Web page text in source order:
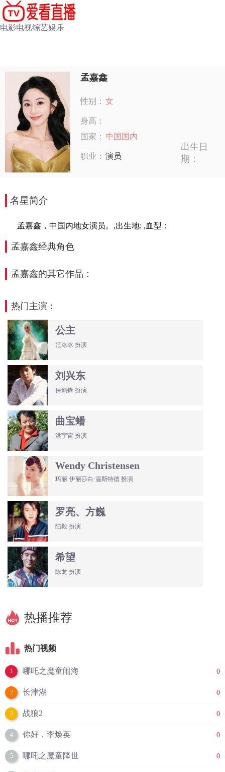
电影电视综艺娱乐
孟嘉鑫
性别： 女
身高：
国家： 中国国内
职业： 演员
出生日
期：
名星简介
孟嘉鑫，中国内地女演员。,出生地: ,血型：
孟嘉鑫经典角色
孟嘉鑫的其它作品：
热门主演：
公主
范冰冰 扮演
刘兴东
保剑锋 扮演
曲宝蟠
洪宇宙 扮演
Wendy Christensen
玛丽·伊丽莎白·温斯特德 扮演
罗亮、方巍
陆毅 扮演
希望
陈龙 扮演
热播推荐
热门视频
1 哪吒之魔童闹海 0
2 长津湖 0
3 战狼2 0
4 你好，李焕英 0
5 哪吒之魔童降世 0